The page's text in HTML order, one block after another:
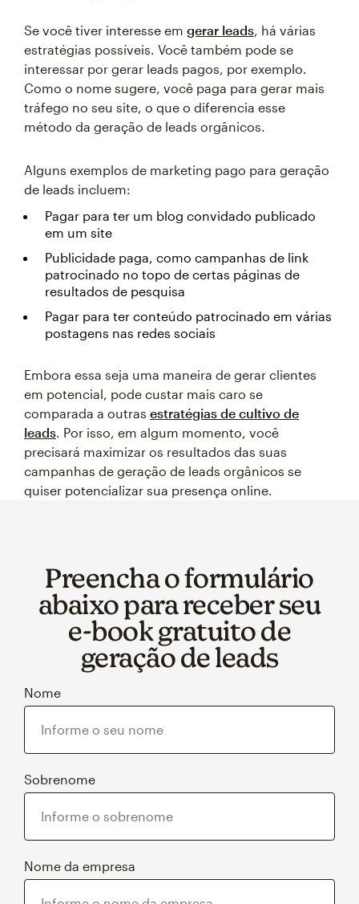
Se você tiver interesse em gerar leads, há várias
estratégias possíveis. Você também pode se
interessar por gerar leads pagos, por exemplo.
Como o nome sugere, você paga para gerar mais
tráfego no seu site, o que o diferencia esse
método da geração de leads orgânicos.
Alguns exemplos de marketing pago para geração
de leads incluem:
Pagar para ter um blog convidado publicado
em um site
Publicidade paga, como campanhas de link
patrocinado no topo de certas páginas de
resultados de pesquisa
Pagar para ter conteúdo patrocinado em várias
postagens nas redes sociais
Embora essa seja uma maneira de gerar clientes
em potencial, pode custar mais caro se
comparada a outras estratégias de cultivo de
leads. Por isso, em algum momento, você
precisará maximizar os resultados das suas
campanhas de geração de leads orgânicos se
quiser potencializar sua presença online.
Preencha o formulário
abaixo para receber seu
e‑book gratuito de
geração de leads
Nome
Sobrenome
Nome da empresa